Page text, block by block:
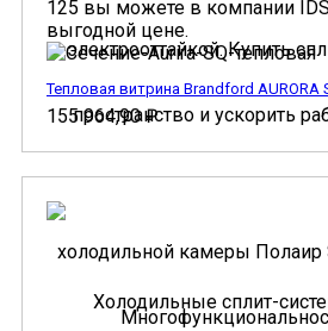
Тепловая витрина Brandford AURORA
155 964,90₽